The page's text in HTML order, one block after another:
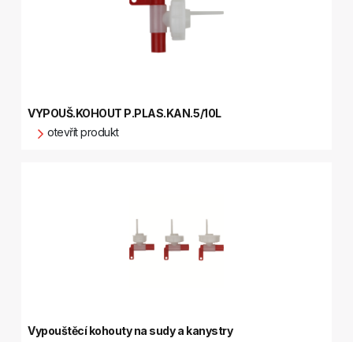
VYPOUŠ.KOHOUT P.PLAS.KAN.5/10L
otevřít produkt
Vypouštěcí kohouty na sudy a kanystry